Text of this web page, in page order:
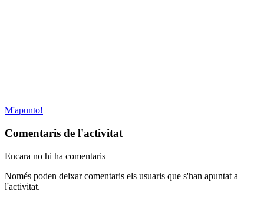
M'apunto!
Comentaris de l'activitat
Encara no hi ha comentaris
Només poden deixar comentaris els usuaris que s'han apuntat a
l'activitat.